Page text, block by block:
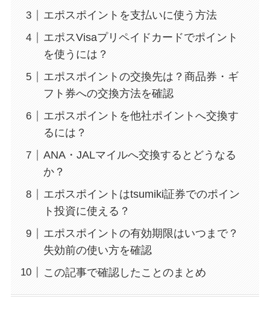
エポスポイントを支払いに使う方法
エポスVisaプリペイドカードでポイント
を使うには？
エポスポイントの交換先は？商品券・ギ
フト券への交換方法を確認
エポスポイントを他社ポイントへ交換す
るには？
ANA・JALマイルへ交換するとどうなる
か？
エポスポイントはtsumiki証券でのポイン
ト投資に使える？
エポスポイントの有効期限はいつまで？
失効前の使い方を確認
この記事で確認したことのまとめ